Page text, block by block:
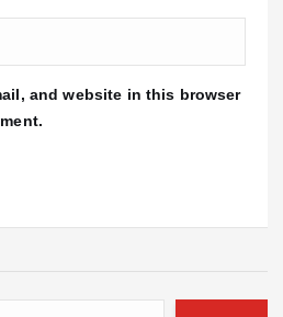
and website in this browser